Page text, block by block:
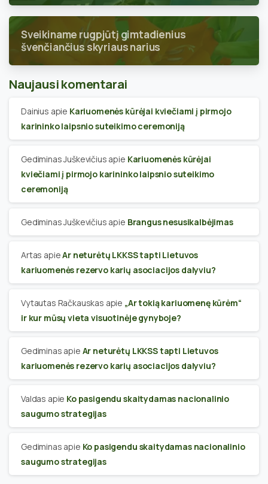
Sveikiname rugpjūtį gimtadienius
švenčiančius skyriaus narius
Naujausi komentarai
Dainius apie Kariuomenės kūrėjai kviečiami į pirmojo
karininko laipsnio suteikimo ceremoniją
Gediminas Juškevičius apie Kariuomenės kūrėjai
kviečiami į pirmojo karininko laipsnio suteikimo
ceremoniją
Gediminas Juškevičius apie Brangus nesusikalbėjimas
Artas apieAr neturėtų LKKSS tapti Lietuvos
kariuomenės rezervo karių asociacijos dalyviu?
Vytautas Račkauskas apie „Ar tokią kariuomenę kūrėm“
ir kur mūsų vieta visuotinėje gynyboje?
Gediminas apie Ar neturėtų LKKSS tapti Lietuvos
kariuomenės rezervo karių asociacijos dalyviu?
Valdas apie Ko pasigendu skaitydamas nacionalinio
saugumo strategijas
Gediminas apie Ko pasigendu skaitydamas nacionalinio
saugumo strategijas